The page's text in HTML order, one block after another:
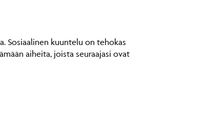
Sosiaalinen kuuntelu on tehokas
aiheita, joista seuraajasi ovat